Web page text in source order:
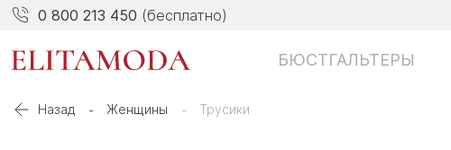
0 800 213 450 (бесплатно)
БЮСТГАЛЬТЕРЫ
Назад Женщины Трусики